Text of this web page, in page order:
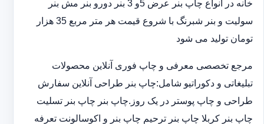
خانه در انواع چاپ بنر عرض 5و 3 بنر دورو بنر مش بنر
سولیت و بنر شبرنگ با شروع قیمت هر متر مربع 35 هزار
تومان تولید می شود
مرجع تخصصی معرفی و چاپ فوری آنلاین محصولات
تبلیغاتی و دکوراتیو شامل:چاپ بنر طراحی آنلاین سفارش
طراحی و چاپ پوستر در یک روز.چاپ بنر چاپ بنر تسلیت
چاپ بنر کربلا چاپ بنر ترحیم چاپ بنر و اکوسالونت تعرفه